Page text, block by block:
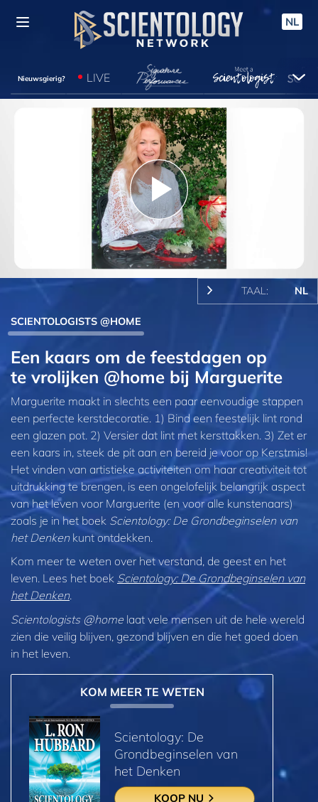
NL
Nieuwsgierig? LIVE
Play
Video
TAAL: NL
SCIENTOLOGISTS @HOME
Een kaars om de feestdagen op
te vrolijken @home bij Marguerite
Marguerite maakt in slechts een paar eenvoudige stappen
een perfecte kerstdecoratie. 1) Bind een feestelijk lint rond
een glazen pot. 2) Versier dat lint met kersttakken. 3) Zet er
een kaars in, steek de pit aan en bereid je voor op Kerstmis!
Het vinden van artistieke activiteiten om haar creativiteit tot
uitdrukking te brengen, is een ongelofelijk belangrijk aspect
van het leven voor Marguerite (en voor alle kunstenaars)
zoals je in het boek Scientology: De Grondbeginselen van
het Denkenkunt ontdekken.
Kom meer te weten over het verstand, de geest en het
leven. Lees het boek Scientology: De Grondbeginselen van
het Denken.
Scientologists @home laat vele mensen uit de hele wereld
zien die veilig blijven, gezond blijven en die het goed doen
in het leven.
KOM MEER TE WETEN
Scientology: De
Grondbeginselen van
het Denken
KOOP NU